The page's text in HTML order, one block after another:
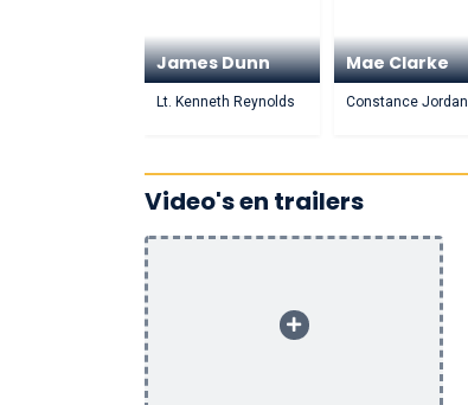
James Dunn
Lt. Kenneth Reynolds
Mae Clarke
Constance Jordan
Video's en trailers